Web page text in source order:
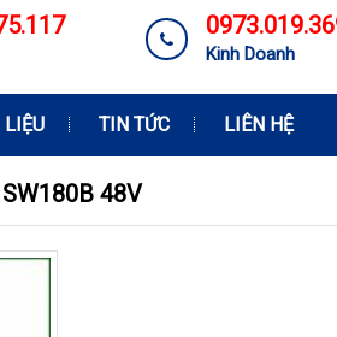
Kinh Doanh
LIỆU TIN TỨC LIÊN HỆ
48V